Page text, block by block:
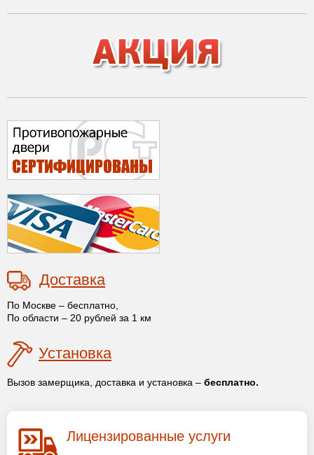
Доставка
По Москве – бесплатно,
По области – 20 рублей за 1 км
Установка
Вызов замерщика, доставка и установка – бесплатно.
Лицензированные услуги